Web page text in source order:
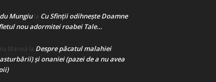
Mungiula Cu Sfinții odihnește Doamne
nou adormitei roabei Tale…
Marina la Despre păcatul malahiei
şi onaniei (pazei de a nu avea